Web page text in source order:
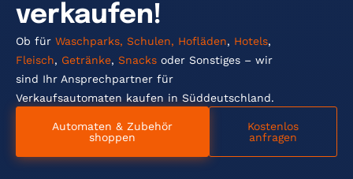
verkaufen!
Ob für Waschparks, Schulen, Hofläden, Hotels,
Fleisch, Getränke, Snacks oder Sonstiges – wir
sind Ihr Ansprechpartner für
Verkaufsautomaten kaufen in Süddeutschland.
Automaten & Zubehör
shoppen
Kostenlos
anfragen